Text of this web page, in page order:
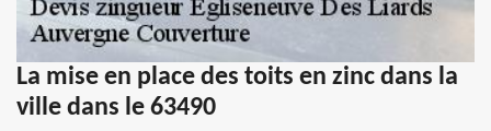
La mise en place des toits en zinc dans la
ville dans le 63490